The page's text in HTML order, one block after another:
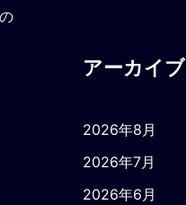
アーカイブ
2026年8月
2026年7月
2026年6月